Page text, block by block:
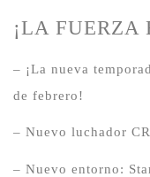
¡LA FUERZA
– ¡La nueva
de febrero!
– Nuevo luchador
– Nuevo entorno: